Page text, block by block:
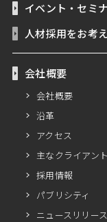
イベント・セミ
人材採用をお考
会社概要
会社概要
沿革
アクセス
主なクライアント
採用情報
パブリシティ
ニュースリリース